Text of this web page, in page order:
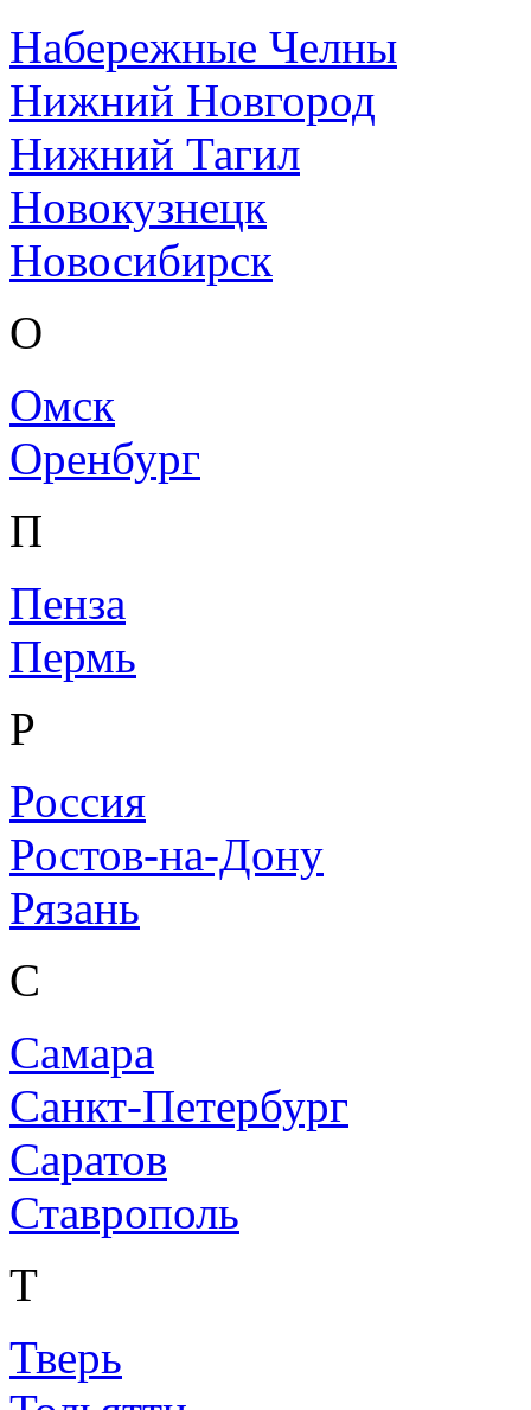
Набережные Челны
Нижний Новгород
Нижний Тагил
Новокузнецк
Новосибирск
О
Омск
Оренбург
П
Пенза
Пермь
Р
Россия
Ростов-на-Дону
Рязань
С
Самара
Санкт-Петербург
Саратов
Ставрополь
Т
Тверь